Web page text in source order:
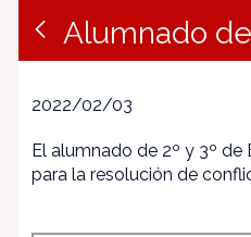
Alumnado
2022/02/03
El alumnado de 2º y 3º
para la resolución de